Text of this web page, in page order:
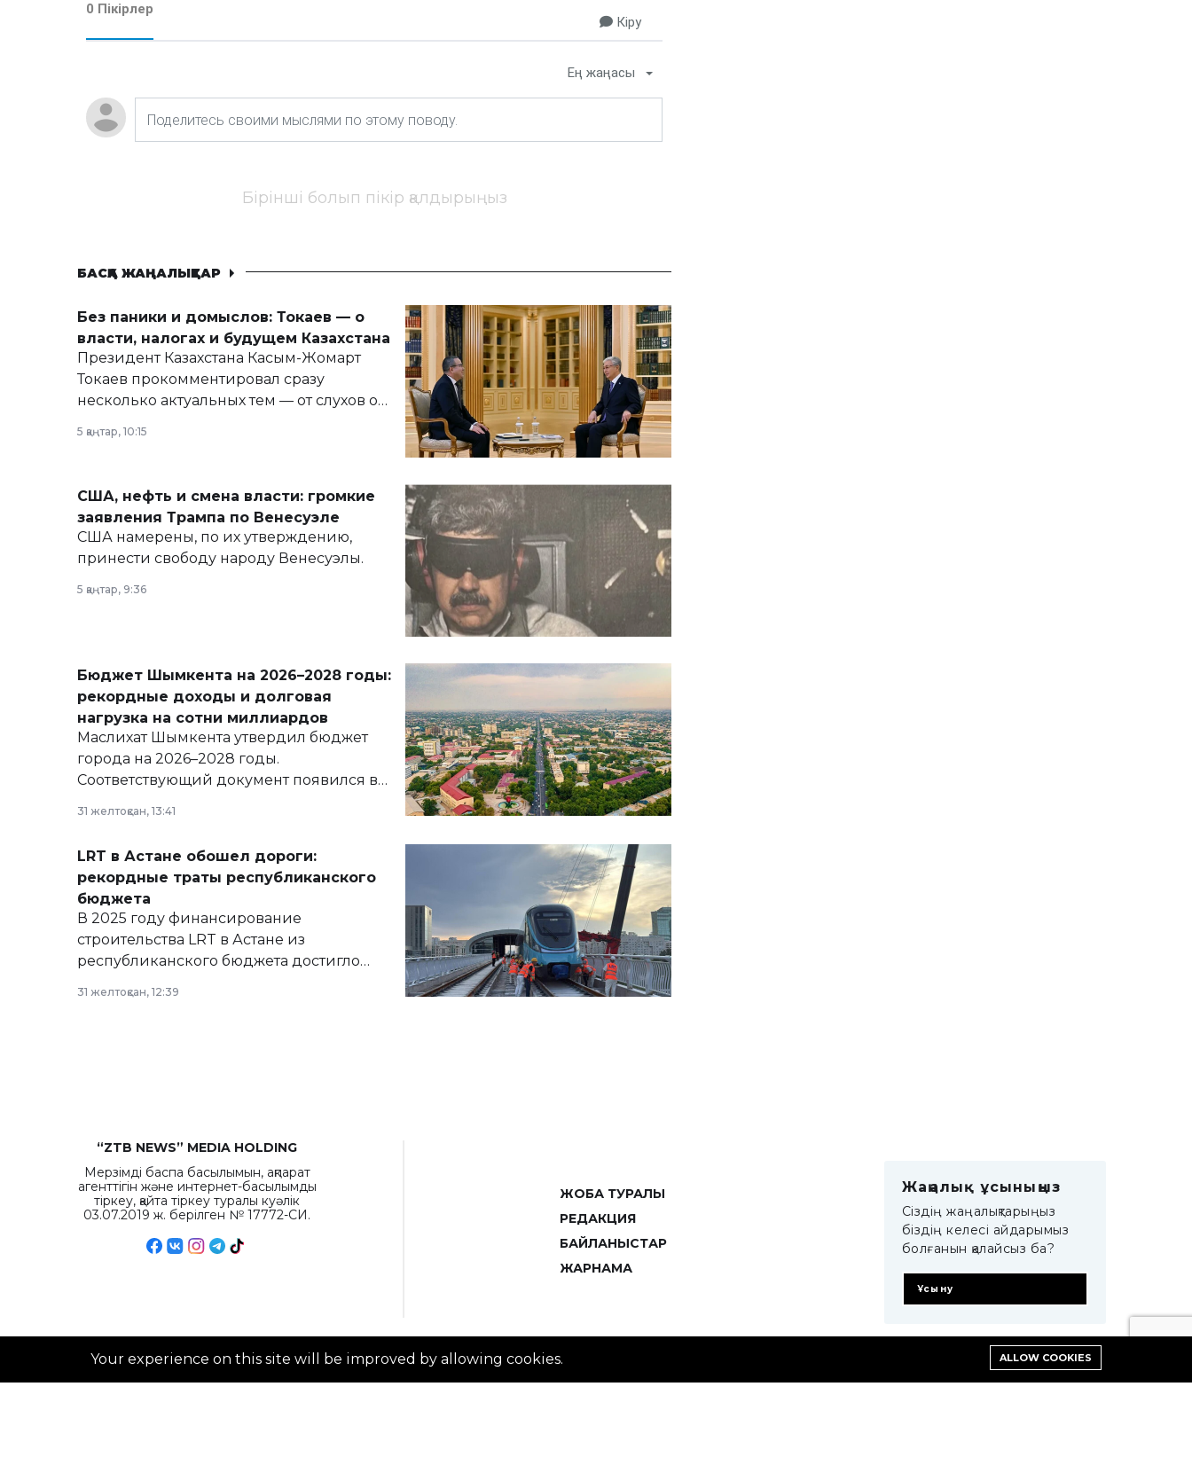
0 Пікірлер
Кіру
Ең жаңасы
Бірінші болып пікір қалдырыңыз
БАСҚА ЖАҢАЛЫҚТАР
Без паники и домыслов: Токаев — о
власти, налогах и будущем Казахстана
Президент Казахстана Касым-Жомарт
Токаев прокомментировал сразу
несколько актуальных тем — от слухов о
армии, экономики и личного здоровья.
5 қаңтар, 10:15
США, нефть и смена власти: громкие
заявления Трампа по Венесуэле
США намерены, по их утверждению,
принести свободу народу Венесуэлы.
5 қаңтар, 9:36
Бюджет Шымкента на 2026–2028 годы:
рекордные доходы и долговая
нагрузка на сотни миллиардов
Маслихат Шымкента утвердил бюджет
города на 2026–2028 годы.
Соответствующий документ появился в
сайте маслихат города.
31 желтоқсан, 13:41
LRT в Астане обошел дороги:
рекордные траты республиканского
бюджета
В 2025 году финансирование
строительства LRT в Астане из
республиканского бюджета достигло
31 желтоқсан, 12:39
“ZTB NEWS” MEDIA HOLDING
Мерзімді баспа басылымын, ақпарат
агенттігін және интернет-басылымды
тіркеу, қайта тіркеу туралы куәлік
03.07.2019 ж. берілген № 17772-СИ.
ЖОБА ТУРАЛЫ
РЕДАКЦИЯ
БАЙЛАНЫСТАР
ЖАРНАМА
Жаңалық ұсыныңыз
Сіздің жаңалықтарыңыз
біздің келесі айдарымыз
болғанын қалайсыз ба?
Ұсыну
Your experience on this site will be improved by allowing cookies. ALLOW COOKIES